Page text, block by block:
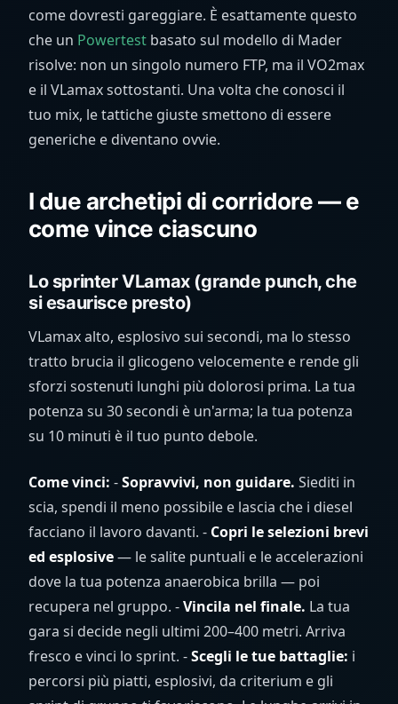
come dovresti gareggiare. È esattamente questo
che un Powertest basato sul modello di Mader
risolve: non un singolo numero FTP, ma il VO2max
e il VLamax sottostanti. Una volta che conosci il
tuo mix, le tattiche giuste smettono di essere
generiche e diventano ovvie.
I due archetipi di corridore — e
come vince ciascuno
Lo sprinter VLamax (grande punch, che
si esaurisce presto)
VLamax alto, esplosivo sui secondi, ma lo stesso
tratto brucia il glicogeno velocemente e rende gli
sforzi sostenuti lunghi più dolorosi prima. La tua
potenza su 30 secondi è un'arma; la tua potenza
su 10 minuti è il tuo punto debole.
Come vinci: -Sopravvivi, non guidare. Siediti in
scia, spendi il meno possibile e lascia che i diesel
facciano il lavoro davanti. - Copri le selezioni brevi
ed esplosive— le salite puntuali e le accelerazioni
dove la tua potenza anaerobica brilla — poi
recupera nel gruppo. -Vincila nel finale. La tua
gara si decide negli ultimi 200–400 metri. Arriva
fresco e vinci lo sprint. -Scegli le tue battaglie: i
percorsi più piatti, esplosivi, da criterium e gli